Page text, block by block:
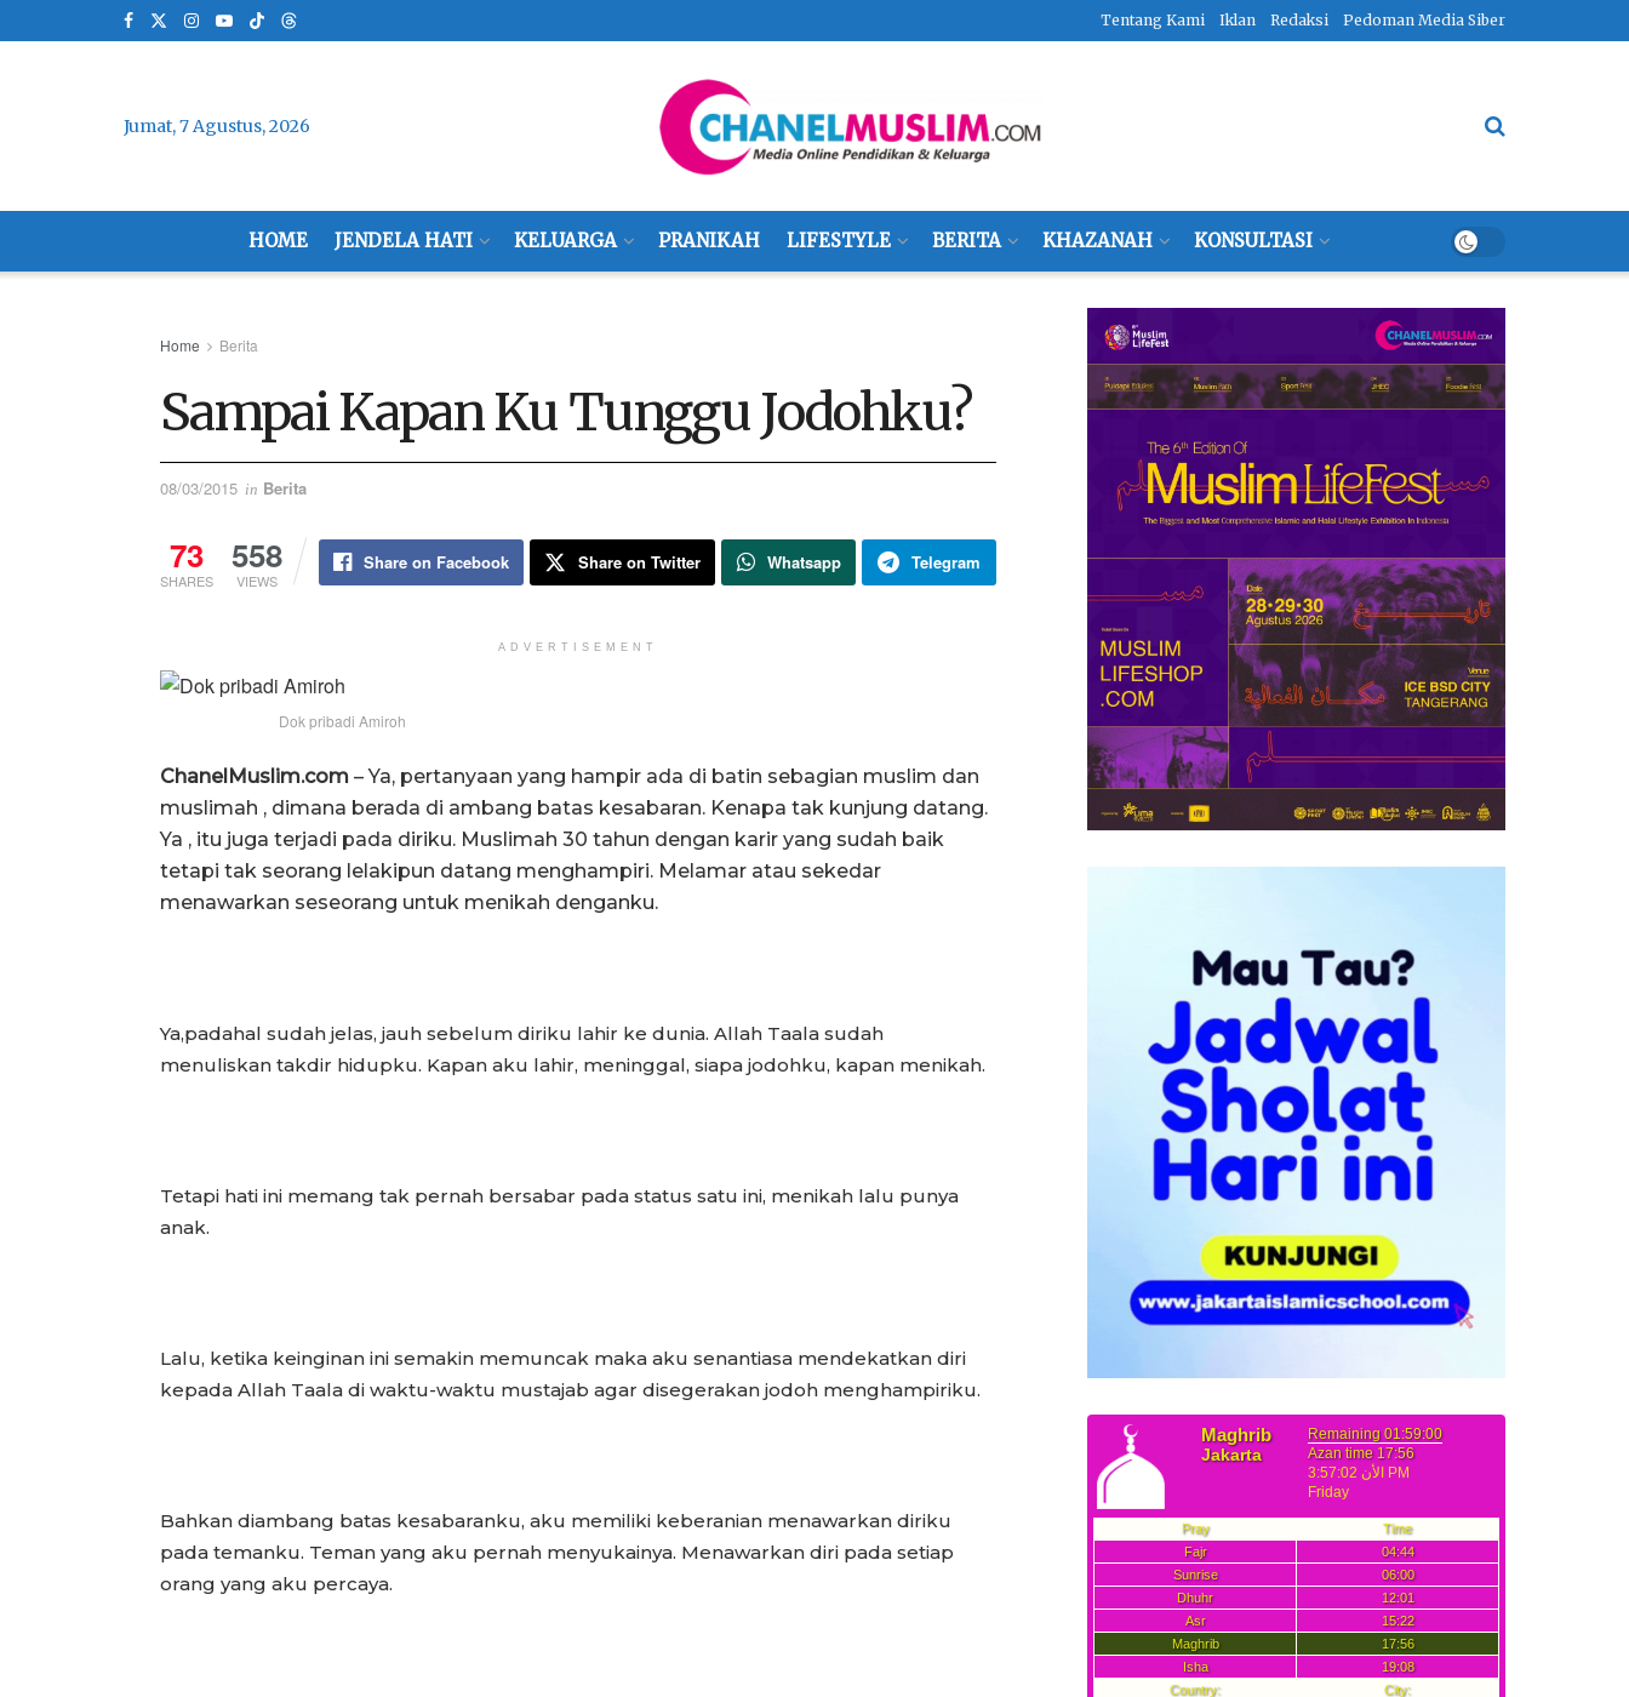
Tentang Kami Iklan Redaksi Pedoman Media Siber
Jumat, 7 Agustus, 2026
HOME JENDELA HATI KELUARGA PRANIKAH LIFESTYLE BERITA KHAZANAH KONSULTASI
Home Berita
Sampai Kapan Ku Tunggu Jodohku?
08/03/2015 in Berita
73
SHARES
558
VIEWS
Share on Facebook Share on Twitter Whatsapp Telegram
ADVERTISEMENT
Dok pribadi Amiroh
ChanelMuslim.com – Ya, pertanyaan yang hampir ada di batin sebagian muslim dan
muslimah , dimana berada di ambang batas kesabaran. Kenapa tak kunjung datang.
Ya , itu juga terjadi pada diriku. Muslimah 30 tahun dengan karir yang sudah baik
tetapi tak seorang lelakipun datang menghampiri. Melamar atau sekedar
menawarkan seseorang untuk menikah denganku.
Ya,padahal sudah jelas, jauh sebelum diriku lahir ke dunia. Allah Taala sudah
menuliskan takdir hidupku. Kapan aku lahir, meninggal, siapa jodohku, kapan menikah.
Tetapi hati ini memang tak pernah bersabar pada status satu ini, menikah lalu punya
anak.
Lalu, ketika keinginan ini semakin memuncak maka aku senantiasa mendekatkan diri
kepada Allah Taala di waktu-waktu mustajab agar disegerakan jodoh menghampiriku.
Bahkan diambang batas kesabaranku, aku memiliki keberanian menawarkan diriku
pada temanku. Teman yang aku pernah menyukainya. Menawarkan diri pada setiap
orang yang aku percaya.